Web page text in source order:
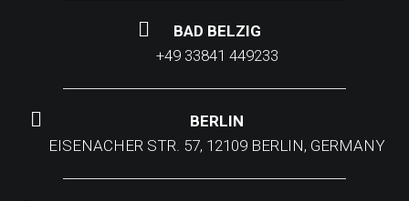
BAD BELZIG
+49 33841 449233
BERLIN
EISENACHER STR. 57, 12109 BERLIN, GERMANY